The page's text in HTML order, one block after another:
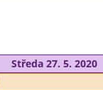
Středa 27. 5. 2020